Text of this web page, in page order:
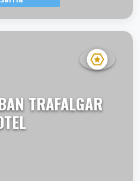
TRAFALGAR